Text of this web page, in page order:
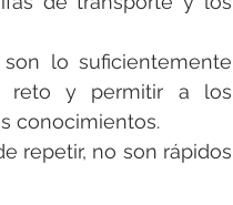
lo suficientemente
reto y permitir a los
conocimientos.
repetir, no son rápidos